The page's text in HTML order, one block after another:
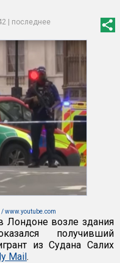
| последнее
www.youtube.com
Лондоне возле здания
получивший
из Судана Салих
Mail.